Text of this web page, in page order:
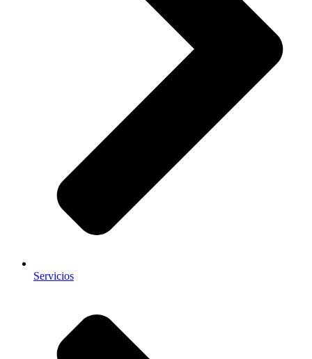
Servicios